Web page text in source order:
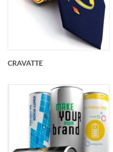
CRAVATTE